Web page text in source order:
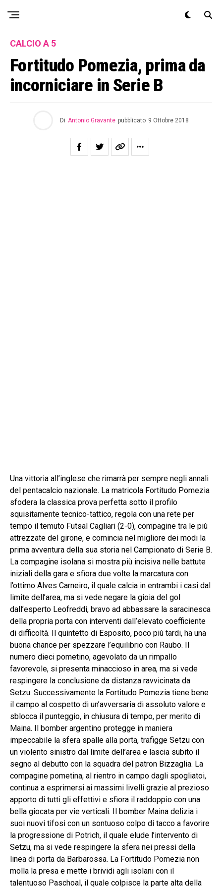
CALCIO A 5
Fortitudo Pomezia, prima da
incorniciare in Serie B
Di Antonio Gravante pubblicato 9 Ottobre 2018
Una vittoria all’inglese che rimarrà per sempre negli annali
del pentacalcio nazionale. La matricola Fortitudo Pomezia
sfodera la classica prova perfetta sotto il profilo
squisitamente tecnico-tattico, regola con una rete per
tempo il temuto Futsal Cagliari (2-0), compagine tra le più
attrezzate del girone, e comincia nel migliore dei modi la
prima avventura della sua storia nel Campionato di Serie B.
La compagine isolana si mostra più incisiva nelle battute
iniziali della gara e sfiora due volte la marcatura con
l’ottimo Alves Carneiro, il quale calcia in entrambi i casi dal
limite dell’area, ma si vede negare la gioia del gol
dall’esperto Leofreddi, bravo ad abbassare la saracinesca
della propria porta con interventi dall’elevato coefficiente
di difficoltà. Il quintetto di Esposito, poco più tardi, ha una
buona chance per spezzare l’equilibrio con Raubo. Il
numero dieci pometino, agevolato da un rimpallo
favorevole, si presenta minaccioso in area, ma si vede
respingere la conclusione da distanza ravvicinata da
Setzu. Successivamente la Fortitudo Pomezia tiene bene
il campo al cospetto di un’avversaria di assoluto valore e
sblocca il punteggio, in chiusura di tempo, per merito di
Maina. Il bomber argentino protegge in maniera
impeccabile la sfera spalle alla porta, trafigge Setzu con
un violento sinistro dal limite dell’area e lascia subito il
segno al debutto con la squadra del patron Bizzaglia. La
compagine pometina, al rientro in campo dagli spogliatoi,
continua a esprimersi ai massimi livelli grazie al prezioso
apporto di tutti gli effettivi e sfiora il raddoppio con una
bella giocata per vie verticali. Il bomber Maina delizia i
suoi nuovi tifosi con un sontuoso colpo di tacco a favorire
la progressione di Potrich, il quale elude l’intervento di
Setzu, ma si vede respingere la sfera nei pressi della
linea di porta da Barbarossa. La Fortitudo Pomezia non
molla la presa e mette i brividi agli isolani con il
talentuoso Paschoal, il quale colpisce la parte alta della